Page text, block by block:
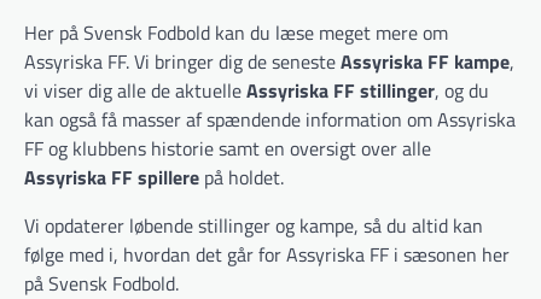
Her på Svensk Fodbold kan du læse meget mere om
Assyriska FF. Vi bringer dig de senesteAssyriska FF kampe,
vi viser dig alle de aktuelleAssyriska FF stillinger, og du
kan også få masser af spændende information om Assyriska
FF og klubbens historie samt en oversigt over alle
Assyriska FF spillere på holdet.
Vi opdaterer løbende stillinger og kampe, så du altid kan
følge med i, hvordan det går for Assyriska FF i sæsonen her
på Svensk Fodbold.